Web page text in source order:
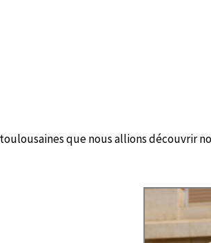
que nous allions découvrir